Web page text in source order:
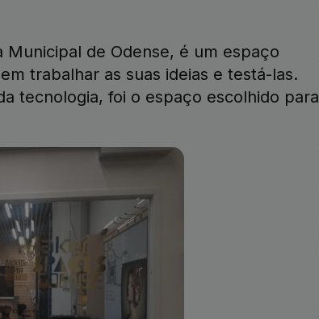
Municipal de Odense, é um espaço
trabalhar as suas ideias e testá-las.
tecnologia, foi o espaço escolhido para